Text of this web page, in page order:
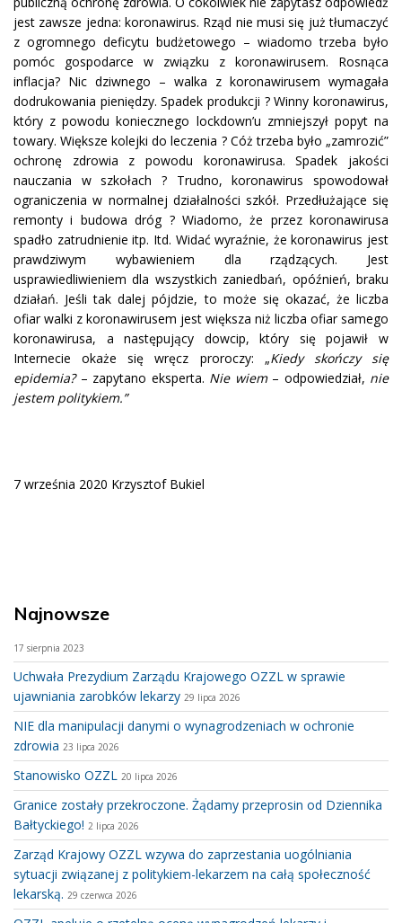
jest zawsze jedna: koronawirus. Rząd nie musi się już tłumaczyć
z ogromnego deficytu budżetowego – wiadomo trzeba było
pomóc gospodarce w związku z koronawirusem. Rosnąca
inflacja? Nic dziwnego – walka z koronawirusem wymagała
dodrukowania pieniędzy. Spadek produkcji ? Winny koronawirus,
który z powodu koniecznego lockdown’u zmniejszył popyt na
towary. Większe kolejki do leczenia ? Cóż trzeba było „zamrozić”
ochronę zdrowia z powodu koronawirusa. Spadek jakości
nauczania w szkołach ? Trudno, koronawirus spowodował
ograniczenia w normalnej działalności szkół. Przedłużające się
remonty i budowa dróg ? Wiadomo, że przez koronawirusa
spadło zatrudnienie itp. Itd. Widać wyraźnie, że koronawirus jest
prawdziwym wybawieniem dla rządzących. Jest
usprawiedliwieniem dla wszystkich zaniedbań, opóźnień, braku
działań. Jeśli tak dalej pójdzie, to może się okazać, że liczba
ofiar walki z koronawirusem jest większa niż liczba ofiar samego
koronawirusa, a następujący dowcip, który się pojawił w
Internecie okaże się wręcz proroczy: „Kiedy skończy się
epidemia?– zapytano eksperta. Nie wiem– odpowiedział, nie
jestem politykiem.”
7 września 2020 Krzysztof Bukiel
Najnowsze
17 sierpnia 2023
Uchwała Prezydium Zarządu Krajowego OZZL w sprawie
ujawniania zarobków lekarzy 29 lipca 2026
NIE dla manipulacji danymi o wynagrodzeniach w ochronie
zdrowia 23 lipca 2026
Stanowisko OZZL 20 lipca 2026
Granice zostały przekroczone. Żądamy przeprosin od Dziennika
Bałtyckiego! 2 lipca 2026
Zarząd Krajowy OZZL wzywa do zaprzestania uogólniania
sytuacji związanej z politykiem-lekarzem na całą społeczność
lekarską. 29 czerwca 2026